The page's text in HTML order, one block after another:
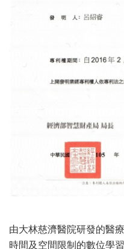
由大林慈濟醫院研發的醫
時間及空間限制的數位學